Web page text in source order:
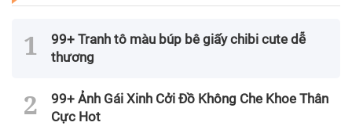
99+ Tranh tô màu búp bê giấy chibi cute dễ
thương
99+ Ảnh Gái Xinh Cởi Đồ Không Che Khoe Thân
Cực Hot